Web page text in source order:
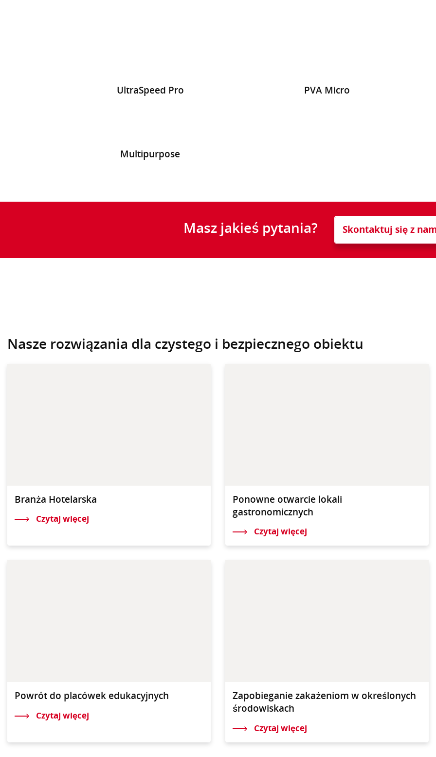
UltraSpeed Pro PVA Micro
Multipurpose
Masz jakieś pytania? Skontaktuj się z
Nasze rozwiązania dla czystego i bezpiecznego obiektu
Branża Hotelarska
Czytaj więcej
Ponowne otwarcie lokali
gastronomicznych
Czytaj więcej
Powrót do placówek edukacyjnych
Czytaj więcej
Zapobieganie zakażeniom w określonych
środowiskach
Czytaj więcej